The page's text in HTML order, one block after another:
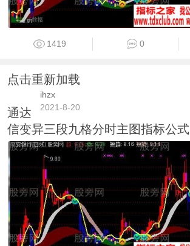
1419 0
点击重新加载
ihzx
2021-8-20
通达
信变异三段九格分时主图指标公式